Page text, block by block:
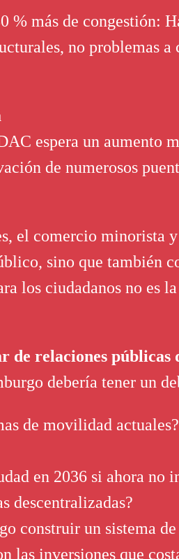
más de congestión:
no problemas
espera un aumento
de numerosos
el comercio minorista
sino que también
los ciudadanos no es
de relaciones
debería tener un
de movilidad
en 2036 si ahora no
descentralizadas?
construir un sistema
las inversiones que